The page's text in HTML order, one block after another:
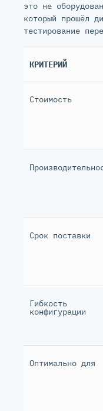
это не
который прошёл
тестирование
КРИТЕРИЙ
Стоимость
Срок поставки
Гибкость
конфигурации
Оптимально для